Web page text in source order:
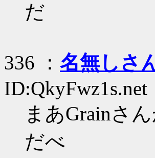
だ
336 ： 名無しさ
ID:QkyFwz1s.net
まあGrainさ
だべ